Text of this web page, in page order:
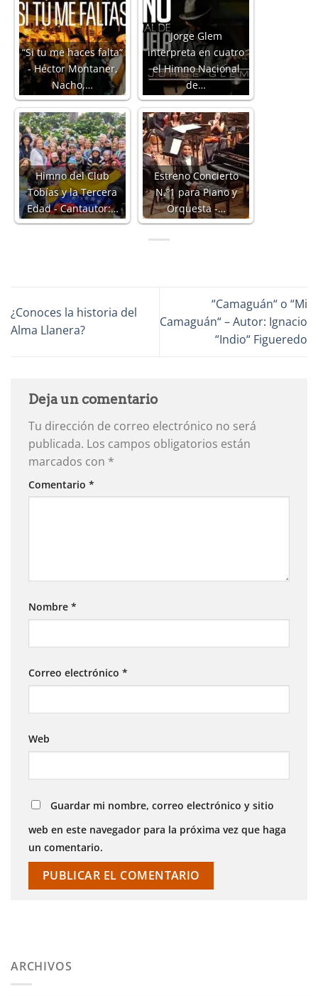
“Si tu me haces falta“
- Héctor Montaner,
Nacho,…
Jorge Glem
interpreta en cuatro
el Himno Nacional
de…
Himno del Club
Tobías y la Tercera
Edad - Cantautor:…
Estreno Concierto
N.º1 para Piano y
Orquesta -…
¿Conoces la historia del
Alma Llanera?
“Camaguán“ o “Mi
Camaguán“ – Autor: Ignacio
“Indio“ Figueredo
Deja un comentario
Tu dirección de correo electrónico no será
publicada. Los campos obligatorios están
marcados con *
Comentario *
Nombre *
Correo electrónico *
Web
Guardar mi nombre, correo electrónico y sitio
web en este navegador para la próxima vez que haga
un comentario.
ARCHIVOS